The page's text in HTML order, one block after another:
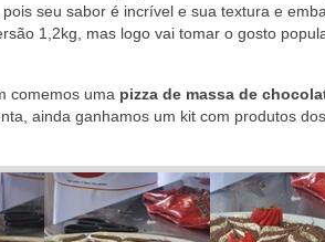
seu sabor é incrível e sua textura e
1,2kg, mas logo vai tomar o gosto
comemos uma pizza de massa de
ainda ganhamos um kit com produtos